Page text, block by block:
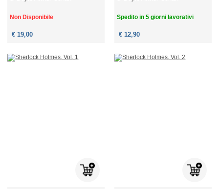
Non Disponibile
€ 19,00
Spedito in 5 giorni lavorativi
€ 12,90